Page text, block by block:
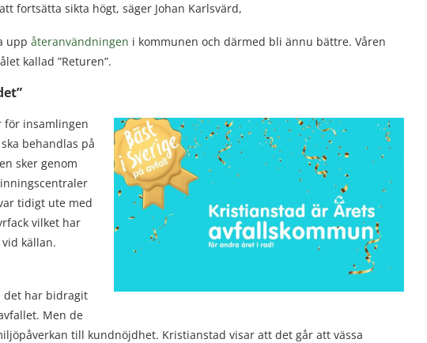
fortsätta sikta högt, säger Johan Karlsvärd,
upp återanvändningen i kommunen och därmed bli ännu bättre. Våren
kallad ”Returen”.
för insamlingen
behandlas på
sker genom
tidigt ute med
vilket har
källan.
det har bidragit
Men de
till kundnöjdhet. Kristianstad visar att det går att vässa